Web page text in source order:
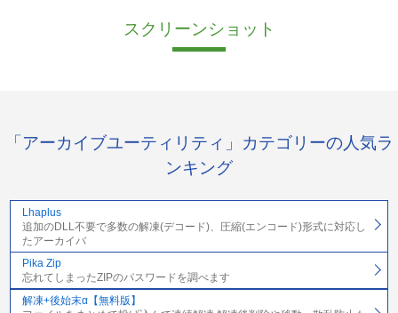
スクリーンショット
「アーカイブユーティリティ」カテゴリーの人気ラ
ンキング
Lhaplus
追加のDLL不要で多数の解凍(デコード)、圧縮(エンコード)形式に対応し
たアーカイバ
Pika Zip
忘れてしまったZIPのパスワードを調べます
解凍+後始末α【無料版】